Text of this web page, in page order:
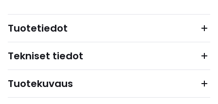
Tuotetiedot
Tekniset tiedot
Tuotekuvaus